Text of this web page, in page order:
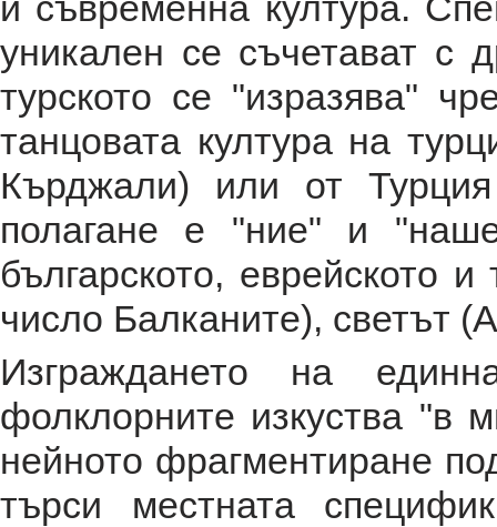
уникален се съчетават с
турското се "изразява"
танцовата култура на
Кърджали) или от
полагане е "ние" и
българското, еврейското
число Балканите),
Изграждането на
фолклорните изкуства "в
нейното фрагментиране
търси местната